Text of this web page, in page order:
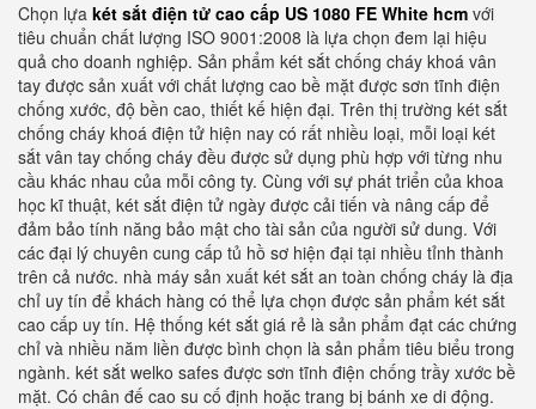
Chọn lựa két sắt điện tử cao cấp US 1080 FE White hcm với
tiêu chuẩn chất lượng ISO 9001:2008 là lựa chọn đem lại hiệu
quả cho doanh nghiệp. Sản phẩm két sắt chống cháy khoá vân
tay được sản xuất với chất lượng cao bề mặt được sơn tĩnh điện
chống xước, độ bền cao, thiết kế hiện đại. Trên thị trường két sắt
chống cháy khoá điện tử hiện nay có rất nhiều loại, mỗi loại két
sắt vân tay chống cháy đều được sử dụng phù hợp với từng nhu
cầu khác nhau của mỗi công ty. Cùng với sự phát triển của khoa
học kĩ thuật, két sắt điện tử ngày được cải tiến và nâng cấp để
đảm bảo tính năng bảo mật cho tài sản của người sử dung. Với
các đại lý chuyên cung cấp tủ hồ sơ hiện đại tại nhiều tỉnh thành
trên cả nước. nhà máy sản xuất két sắt an toàn chống cháy là địa
chỉ uy tín để khách hàng có thể lựa chọn được sản phẩm két sắt
cao cấp uy tín. Hệ thống két sắt giá rẻ là sản phẩm đạt các chứng
chỉ và nhiều năm liền được bình chọn là sản phẩm tiêu biểu trong
ngành. két sắt welko safes được sơn tĩnh điện chống trầy xước bề
mặt. Có chân đế cao su cố định hoặc trang bị bánh xe di động.